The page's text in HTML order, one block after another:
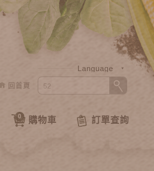
購物車
0 訂單查詢
回首頁
Language